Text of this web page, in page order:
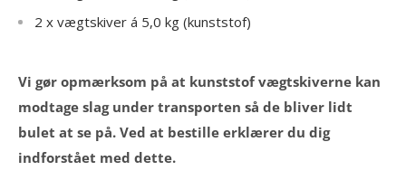
2 x vægtskiver á 5,0 kg (kunststof)
Vi gør opmærksom på at kunststof vægtskiverne kan
modtage slag under transporten så de bliver lidt
bulet at se på. Ved at bestille erklærer du dig
indforstået med dette.